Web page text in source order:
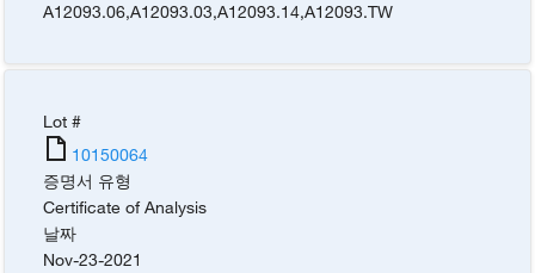
A12093.06,A12093.03,A12093.14,A12093.TW
Lot #
10150064
증명서 유형
Certificate of Analysis
날짜
Nov-23-2021